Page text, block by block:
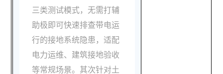
三类测试模式，无需打辅
助极即可快速排查带电运
行的接地系统隐患，适配
电力运维、建筑接地验收
等常规场景。其次针对土